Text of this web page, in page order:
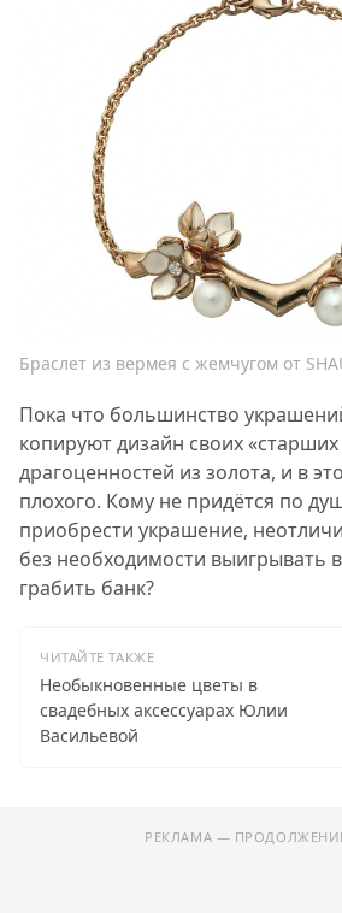
Браслет из вермея с жемчугом от
Пока что большинство
копируют дизайн своих
драгоценностей из золота, и в
плохого. Кому не придётся по
приобрести украшение,
без необходимости выигрывать
грабить банк?
ЧИТАЙТЕ ТАКЖЕ
Необыкновенные цветы в
свадебных аксессуарах Юлии
Васильевой
РЕКЛАМА —